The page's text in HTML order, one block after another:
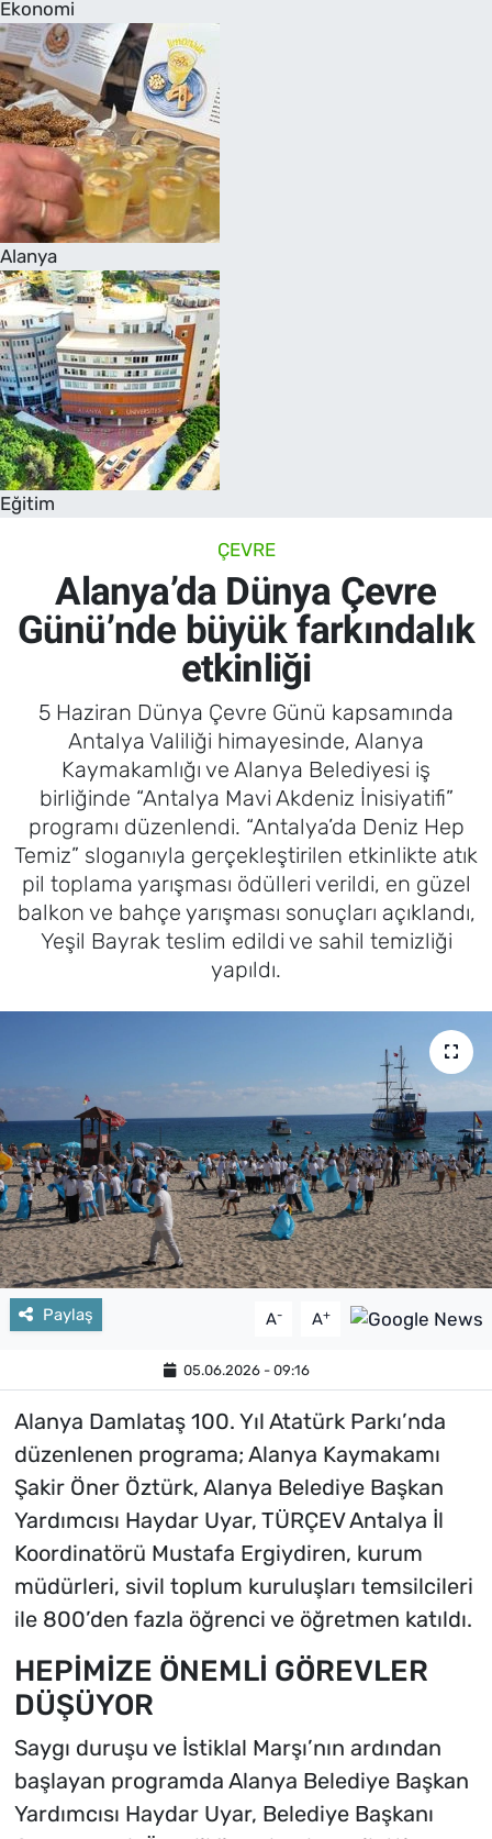
Ekonomi
Alanya
Eğitim
ÇEVRE
Alanya’da Dünya Çevre
Günü’nde büyük farkındalık
etkinliği
5 Haziran Dünya Çevre Günü kapsamında
Antalya Valiliği himayesinde, Alanya
Kaymakamlığı ve Alanya Belediyesi iş
birliğinde “Antalya Mavi Akdeniz İnisiyatifi”
programı düzenlendi. “Antalya’da Deniz Hep
Temiz” sloganıyla gerçekleştirilen etkinlikte atık
pil toplama yarışması ödülleri verildi, en güzel
balkon ve bahçe yarışması sonuçları açıklandı,
Yeşil Bayrak teslim edildi ve sahil temizliği
yapıldı.
Paylaş A- A+
05.06.2026 - 09:16
Alanya Damlataş 100. Yıl Atatürk Parkı’nda
düzenlenen programa; Alanya Kaymakamı
Şakir Öner Öztürk, Alanya Belediye Başkan
Yardımcısı Haydar Uyar, TÜRÇEV Antalya İl
Koordinatörü Mustafa Ergiydiren, kurum
müdürleri, sivil toplum kuruluşları temsilcileri
ile 800’den fazla öğrenci ve öğretmen katıldı.
HEPİMİZE ÖNEMLİ GÖREVLER
DÜŞÜYOR
Saygı duruşu ve İstiklal Marşı’nın ardından
başlayan programda Alanya Belediye Başkan
Yardımcısı Haydar Uyar, Belediye Başkanı